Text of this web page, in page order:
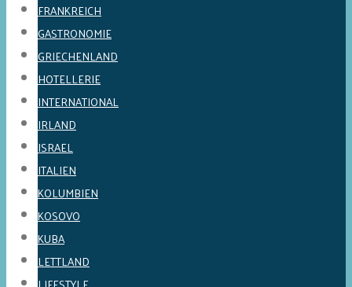
FRANKREICH
GASTRONOMIE
GRIECHENLAND
HOTELLERIE
INTERNATIONAL
IRLAND
ISRAEL
ITALIEN
KOLUMBIEN
KOSOVO
KUBA
LETTLAND